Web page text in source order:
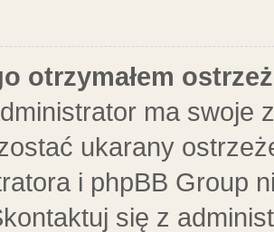
otrzymałem
ma swoje
ukarany
i phpBB Group
się z